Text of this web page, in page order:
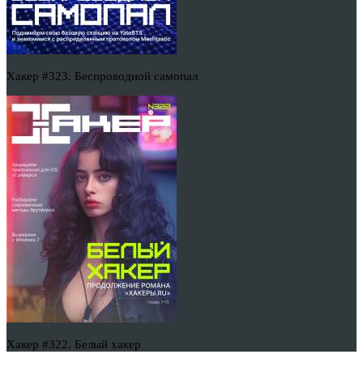
Хакер #323. Беспроводной самопал
Хакер #322. Белый хакер